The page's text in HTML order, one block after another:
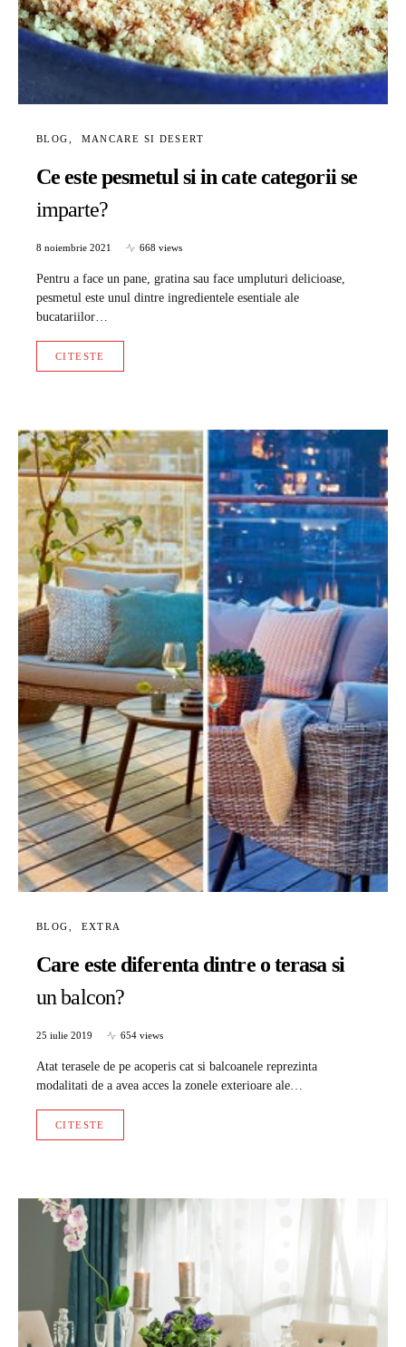
BLOG MANCARE SI DESERT
Ce este pesmetul si in cate categorii se
imparte?
8 noiembrie 2021 668 views
Pentru a face un pane, gratina sau face umpluturi delicioase,
pesmetul este unul dintre ingredientele esentiale ale
bucatariilor…
CITESTE
BLOG EXTRA
Care este diferenta dintre o terasa si
un balcon?
25 iulie 2019 654 views
Atat terasele de pe acoperis cat si balcoanele reprezinta
modalitati de a avea acces la zonele exterioare ale…
CITESTE